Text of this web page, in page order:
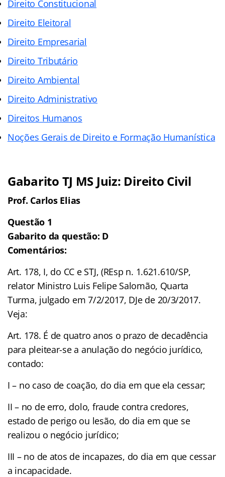
Direito Constitucional
Direito Eleitoral
Direito Empresarial
Direito Tributário
Direito Ambiental
Direito Administrativo
Direitos Humanos
Noções Gerais de Direito e Formação Humanística
Gabarito TJ MS Juiz: Direito Civil
Prof. Carlos Elias
Questão 1
Gabarito da questão: D
Comentários:
Art. 178, I, do CC e STJ, (REsp n. 1.621.610/SP,
relator Ministro Luis Felipe Salomão, Quarta
Turma, julgado em 7/2/2017, DJe de 20/3/2017.
Veja:
Art. 178. É de quatro anos o prazo de decadência
para pleitear-se a anulação do negócio jurídico,
contado:
I – no caso de coação, do dia em que ela cessar;
II – no de erro, dolo, fraude contra credores,
estado de perigo ou lesão, do dia em que se
realizou o negócio jurídico;
III – no de atos de incapazes, do dia em que cessar
a incapacidade.